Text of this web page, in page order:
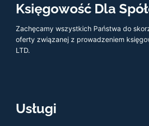
Księgowość Dla
Zachęcamy wszystkich Państwa do
oferty związanej z prowadzeniem
LTD.
Usługi